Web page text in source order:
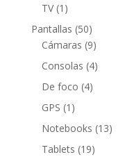
TV 1 1
producto
Pantallas 5050
Cámaras 99
Consolas 44
De foco 44
GPS 1 1
producto
Notebooks 1313
Tablets 1919